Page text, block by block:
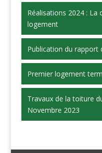
Réalisations 2024 :
logement
Publication du rapport
Premier logement
Travaux de la toiture
Novembre 2023